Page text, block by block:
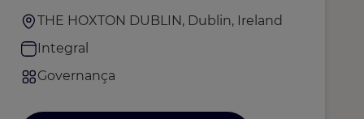
THE HOXTON DUBLIN, Dublin, Ireland
Integral
Governança